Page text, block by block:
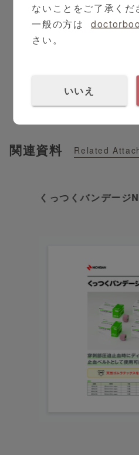
巻きづらい関節部の
けます。
天然ゴムラテックス不使
着剤に合成ゴムを使用し
もアレルギーを気にせず
従来品の使いやすさはそ
だけで適度な圧迫をする
簡単に切れるので、手袋
デージ™︎NL 使用方法
関連資料 Related
くっつくバンデージ
ないことをご了承くだ
一般の方は
さい。
いいえ